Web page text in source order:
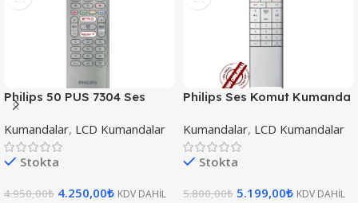
Philips 50 PUS 7304 Ses
Komut Ambilight Tuşlu
Orijinal Logolu Kumanda
Kumandalar, LCD Kumandalar
Stokta
4.950,00₺ 4.250,00₺ KDV DAHİL
Philips Ses Komut Kumanda
Kumandalar, LCD Kumandalar
Stokta
5.800,00₺ 5.199,00₺ KDV DAHİL